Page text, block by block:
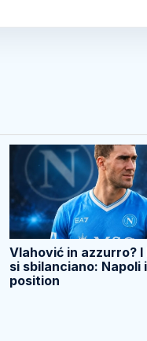
Vlahović in azzurro? I
si sbilanciano: Napoli
position